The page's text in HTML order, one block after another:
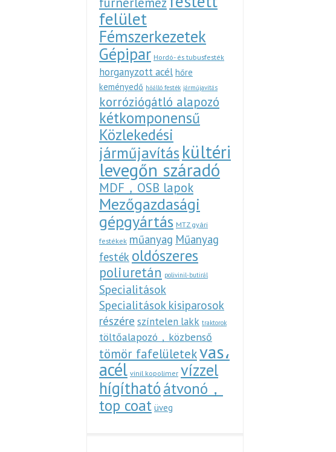
felület
Fémszerkezetek
Gépipar Hordó- és tubusfesték
horganyzott acél hőre
keményedő hőálló festék járműjavítás
korróziógátló alapozó
kétkomponensű
Közlekedési
járműjavítás kültéri
levegőn száradó
MDF，OSB lapok
Mezőgazdasági
gépgyártás MTZ gyári
festékek műanyag Műanyag
festék oldószeres
poliuretán polivinil-butirál
Specialitások
Specialitások kisiparosok
részére színtelen lakk traktorok
töltőalapozó，közbenső
tömör fafelületekvas،
acél vinil kopolimer vízzel
hígíthatóátvonó，
top coat üveg